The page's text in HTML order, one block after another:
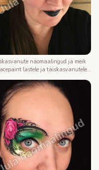
näomaalingud ja meik
lastele ja täiskasvanutele |